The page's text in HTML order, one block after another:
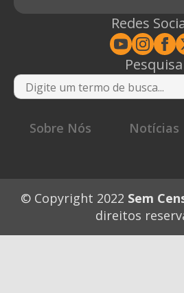
Redes
Pesquisa
Sobre Nós
Notícias
© Copyright 2022 Sem
direitos